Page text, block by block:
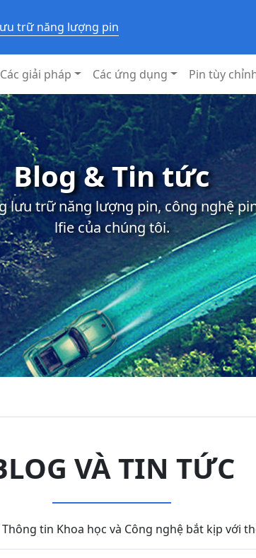
trữ năng lượng pin
Các giải pháp Các ứng dụng Pin tùy
Blog & Tin tức
trữ năng lượng pin, công nghệ
lfie của chúng tôi.
VÀ TIN TỨC
tin Khoa học và Công nghệ bắt kịp với